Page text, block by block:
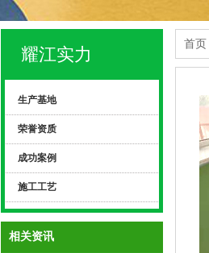
耀江实力
生产基地
荣誉资质
成功案例
施工工艺
相关资讯
首页